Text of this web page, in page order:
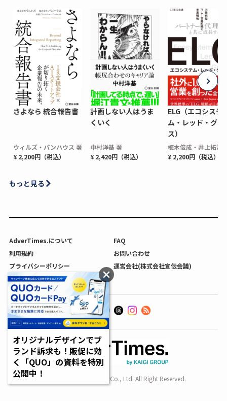
さよなら 統合報告書
ウィルズ・パンハウス 著
¥ 2,200円（税込）
計画しない人はうま
くいく
中村洋基 著
¥ 2,420円（税込）
ELG（エコシステ
ム・レッド・グロ
ス）
梅木俊成・井上拓海
¥ 2,200円（税込）
もっと見る
AdverTimes.について
FAQ
利用規約
お問い合わせ
プライバシーポリシー
運営会社(株式会社宣伝会議)
利用者情報の外部送信について
Copyright SENDENKAIGI Co., Ltd. All Right Reserved.
オリジナルデザインでブ
ランド訴求も！販促に効
く「QUO」の資料を特別
公開中！